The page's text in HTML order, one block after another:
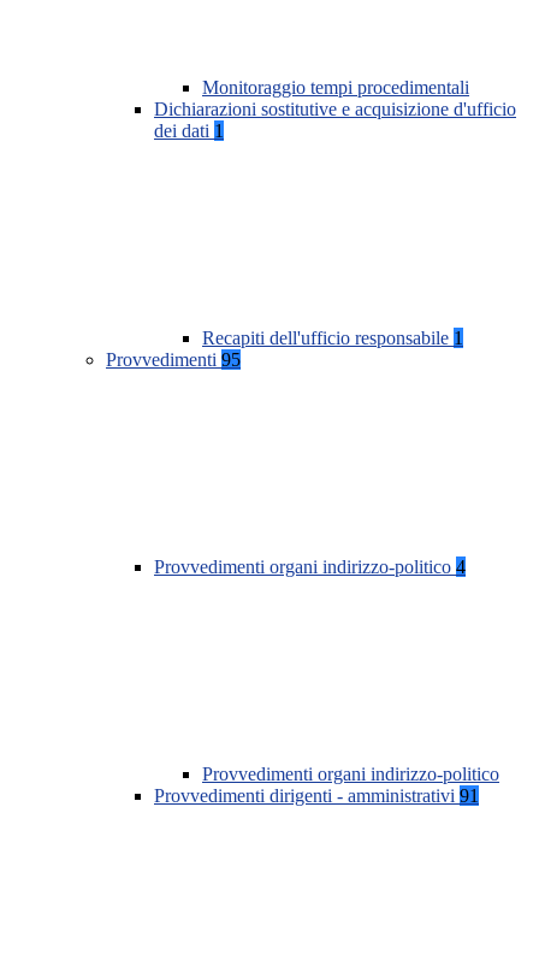
Monitoraggio tempi procedimentali
Dichiarazioni sostitutive e acquisizione d'ufficio
dei dati 1
Recapiti dell'ufficio responsabile 1
Provvedimenti 95
Provvedimenti organi indirizzo-politico 4
Provvedimenti organi indirizzo-politico
Provvedimenti dirigenti - amministrativi 91